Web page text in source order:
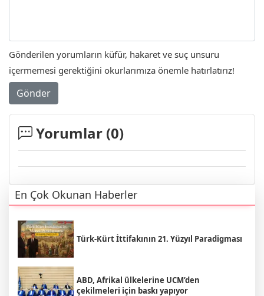
Gönderilen yorumların küfür, hakaret ve suç unsuru
içermemesi gerektiğini okurlarımıza önemle hatırlatırız!
Gönder
Yorumlar (0)
En Çok Okunan Haberler
Türk-Kürt İttifakının 21. Yüzyıl Paradigması
ABD, Afrikal ülkelerine UCM’den
çekilmeleri için baskı yapıyor